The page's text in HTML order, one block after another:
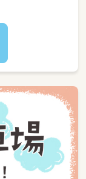
備・運営